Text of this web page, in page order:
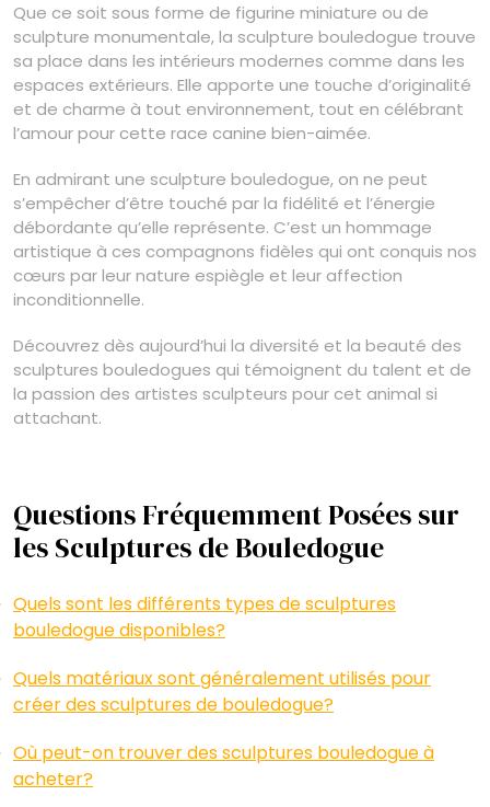
Que ce soit sous forme de figurine miniature ou de
sculpture monumentale, la sculpture bouledogue trouve
sa place dans les intérieurs modernes comme dans les
espaces extérieurs. Elle apporte une touche d’originalité
et de charme à tout environnement, tout en célébrant
l’amour pour cette race canine bien-aimée.
En admirant une sculpture bouledogue, on ne peut
s’empêcher d’être touché par la fidélité et l’énergie
débordante qu’elle représente. C’est un hommage
artistique à ces compagnons fidèles qui ont conquis nos
cœurs par leur nature espiègle et leur affection
inconditionnelle.
Découvrez dès aujourd’hui la diversité et la beauté des
sculptures bouledogues qui témoignent du talent et de
la passion des artistes sculpteurs pour cet animal si
attachant.
Questions Fréquemment Posées sur
les Sculptures de Bouledogue
Quels sont les différents types de sculptures
bouledogue disponibles?
Quels matériaux sont généralement utilisés pour
créer des sculptures de bouledogue?
Où peut-on trouver des sculptures bouledogue à
acheter?